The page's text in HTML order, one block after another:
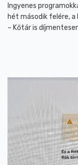
Ingyenes
hét második felére, a
– Kőtár is